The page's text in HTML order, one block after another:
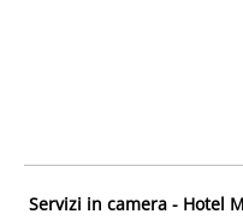
Servizi in camera - Hotel